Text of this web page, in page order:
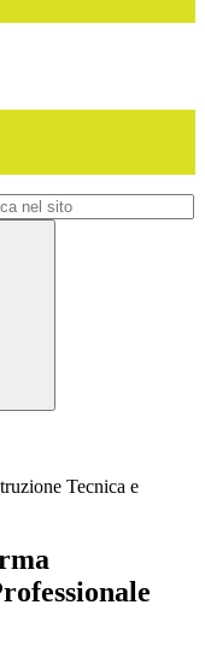
Tecnica e